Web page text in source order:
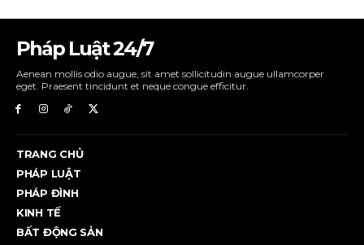
Pháp Luật 24/7
Aenean mollis odio augue, sit amet sollicitudin augue ullamcorper
eget. Praesent tincidunt et neque congue efficitur.
TRANG CHỦ
PHÁP LUẬT
PHÁP ĐÌNH
KINH TẾ
BẤT ĐỘNG SẢN